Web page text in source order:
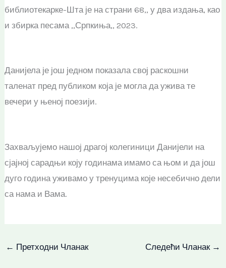
библиотекарке-Шта је на страни 68,, у два издања, као
и збирка песама ,,Српкиња,, 2023.
Данијела је још једном показала свој раскошни
таленат пред публиком која је могла да ужива те
вечери у њеној поезији.
Захваљујемо нашој драгој колегиници Данијели на
сјајној сарадњи коју годинама имамо са њом и да још
дуго година уживамо у тренуцима које несебично дели
са нама и Вама.
← Претходни Чланак Следећи Чланак →